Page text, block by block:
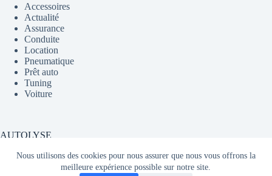
Nous utilisons des cookies pour nous assurer que nous vous offrons la
meilleure expérience possible sur notre site.
Accessoires
Actualité
Assurance
Conduite
Location
Pneumatique
Prêt auto
Tuning
Voiture
AUTOLYSE